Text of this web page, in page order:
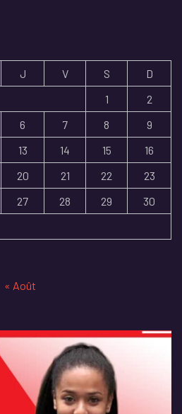
J V S
D
1
2
6 7 8
9
13 14 15
16
20 21 22
23
27 28 29
30
« Août